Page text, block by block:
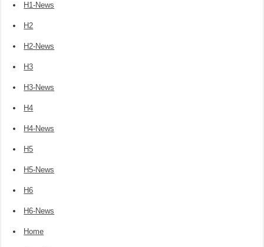
H1-News
H2
H2-News
H3
H3-News
H4
H4-News
H5
H5-News
H6
H6-News
Home